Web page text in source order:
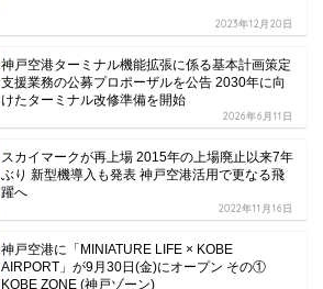
2023年12月20日
神戸空港ターミナル機能拡張に係る基本計画策定
支援業務の公募プロポーザルを公告 2030年に向
けたターミナル改修準備を開始
2026年6月11日
スカイマークが再上場 2015年の上場廃止以来7年
ぶり 新型機導入も発表 神戸空港活用で更なる飛
躍へ
2022年11月16日
神戸空港に「MINIATURE LIFE × KOBE
AIRPORT」が9月30日(金)にオープン その①
KOBE ZONE (神戸ゾーン)